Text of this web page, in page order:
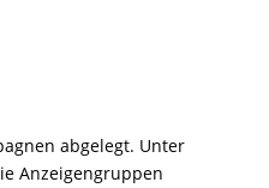
abgelegt. Unter
Anzeigengruppen